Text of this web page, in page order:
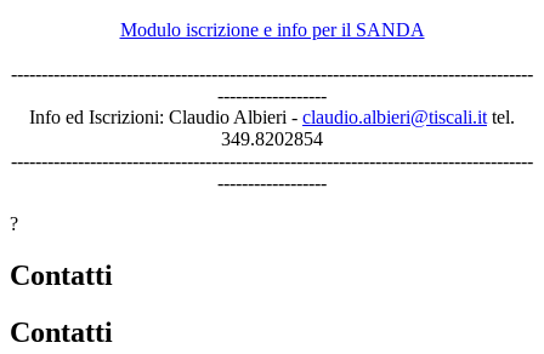
Modulo iscrizione e info per il SANDA
--------------------------------------------------------------------------------------
------------------
Info ed Iscrizioni: Claudio Albieri - claudio.albieri@tiscali.it tel.
349.8202854
--------------------------------------------------------------------------------------
------------------
?
Contatti
Contatti